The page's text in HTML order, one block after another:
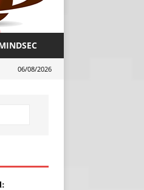
06/08/2026